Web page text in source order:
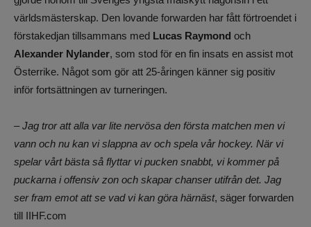
världsmästerskap. Den lovande forwarden har fått förtroendet i
förstakedjan tillsammans med Lucas Raymond och
Alexander Nylander, som stod för en fin insats en assist mot
Österrike. Något som gör att 25-åringen känner sig positiv
inför fortsättningen av turneringen.
– Jag tror att alla var lite nervösa den första matchen men vi
vann och nu kan vi slappna av och spela vår hockey. När vi
spelar vårt bästa så flyttar vi pucken snabbt, vi kommer på
puckarna i offensiv zon och skapar chanser utifrån det. Jag
ser fram emot att se vad vi kan göra härnäst, säger forwarden
till IIHF.com